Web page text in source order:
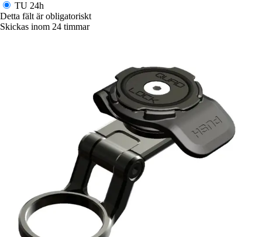
TU 24h
Detta fält är obligatoriskt
Skickas inom 24 timmar